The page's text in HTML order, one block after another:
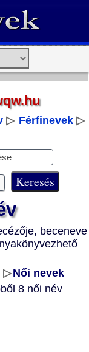
▷ Férfinevek ▷
beceneve
▷Női nevek
8 női név